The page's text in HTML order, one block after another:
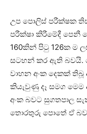
උප පොලිස් පරීක්ෂක
පරීක්ෂා කිරීමේදී
160කින් පිටු 126ක ම
සටහන් කර ඇති බවයි.
වාහන අංක දෙකක්
කියැවුණු දෑ සමග මෙම
අංක බවට සුගතපාල
තොරතුරු පොතේ ඒ